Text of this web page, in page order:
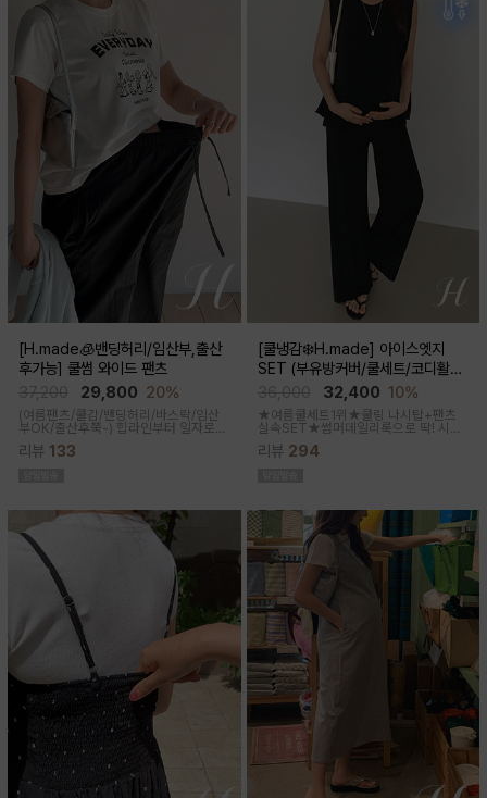
[H.made🧊밴딩허리/임산부,출산
후가능] 쿨썸 와이드 팬츠
29,800 20%
(여름팬츠/쿨감/밴딩허리/바스락/임산
부OK/출산후쭉-) 힙라인부터 일자로
툭-하고 떨어지는 와이드라인으로 체형
이 크게 드러나지않아요 데일리룩으로
리뷰 133
[쿨냉감❄️H.made] 아이스엣지
SET (부유방커버/쿨세트/코디활용
굿/출근룩,데일리룩)
32,400 10%
★여름쿨세트1위★쿨링 나시탑+팬츠
실속SET★썸머데일리룩으로 딱! 시원
한 감촉에 신축성 좋고 통기성쿨링원단
으로 한여름까지 가뿐하게~!
리뷰 294